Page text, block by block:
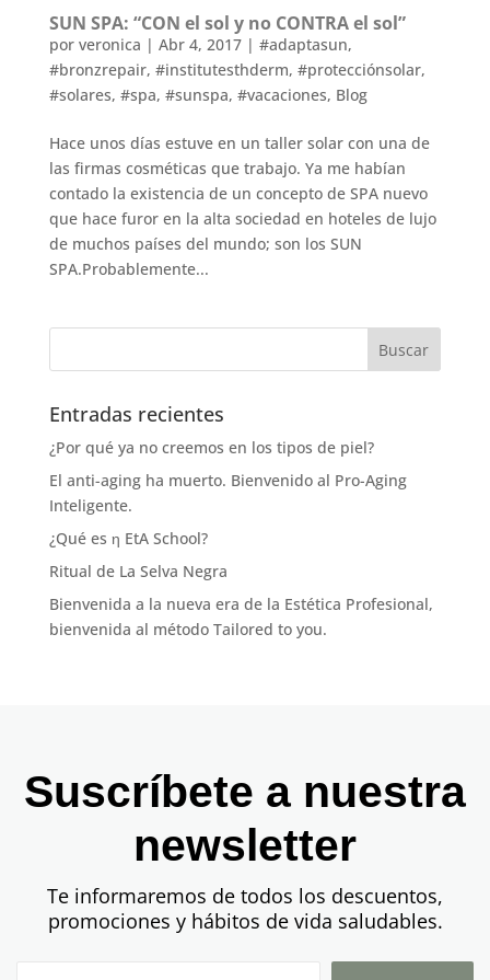
SUN SPA: “CON el sol y no CONTRA el sol”
por veronica | Abr 4, 2017| #adaptasun,
#bronzrepair, #institutesthderm, #protecciónsolar,
#solares, #spa, #sunspa, #vacaciones, Blog
Hace unos días estuve en un taller solar con una de
las firmas cosméticas que trabajo. Ya me habían
contado la existencia de un concepto de SPA nuevo
que hace furor en la alta sociedad en hoteles de lujo
de muchos países del mundo; son los SUN
SPA.Probablemente...
Entradas recientes
¿Por qué ya no creemos en los tipos de piel?
El anti-aging ha muerto. Bienvenido al Pro-Aging
Inteligente.
¿Qué es η EtA School?
Ritual de La Selva Negra
Bienvenida a la nueva era de la Estética Profesional,
bienvenida al método Tailored to you.
Suscríbete a nuestra
newsletter
Te informaremos de todos los descuentos,
promociones y hábitos de vida saludables.